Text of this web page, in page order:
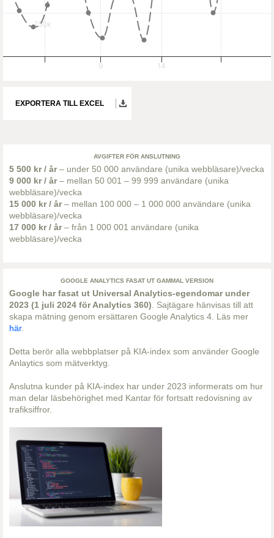
750k
9 14
EXPORTERA TILL EXCEL
AVGIFTER FÖR ANSLUTNING
5 500 kr / år– under 50 000 användare (unika webbläsare)/vecka
9 000 kr / år– mellan 50 001 – 99 999 användare (unika
webbläsare)/vecka
15 000 kr / år– mellan 100 000 – 1 000 000 användare (unika
webbläsare)/vecka
17 000 kr / år– från 1 000 001 användare (unika
webbläsare)/vecka
GOOGLE ANALYTICS FASAT UT GAMMAL VERSION
Google har fasat ut Universal Analytics-egendomar under
2023 (1 juli 2024 för Analytics 360) . Sajtägare hänvisas till att
skapa mätning genom ersättaren Google Analytics 4. Läs mer
här.
Detta berör alla webbplatser på KIA-index som använder Google
Anlaytics som mätverktyg.
Anslutna kunder på KIA-index har under 2023 informerats om hur
man delar läsbehörighet med Kantar för fortsatt redovisning av
trafiksiffror.